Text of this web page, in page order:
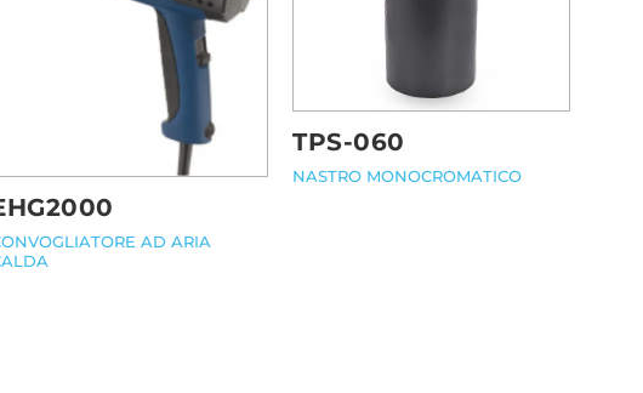
AD ARIA
TPS-060
NASTRO MONOCROMATICO